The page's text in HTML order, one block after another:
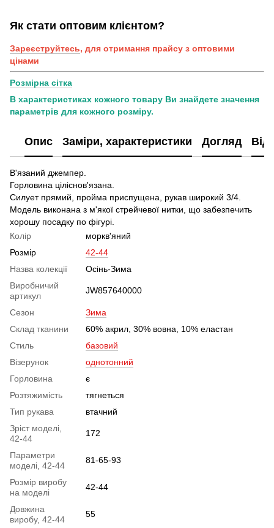
Як стати оптовим клієнтом?
Зареєструйтесь, для отримання прайсу з оптовими
цінами
Розмірна сітка
В характеристиках кожного товару Ви знайдете значення
параметрів для кожного розміру.
Опис Заміри, характеристики Догляд
В'язаний джемпер.
Горловина ціліснов'язана.
Силует прямий, пройма приспущена, рукав широкий 3/4.
Модель виконана з м'якої стрейчевої нитки, що забезпечить
хорошу посадку по фігурі.
Колір
моркв'яний
Розмір
42-44
Назва колекції
Осінь-Зима
Виробничий
артикул
JW857640000
Сезон
Зима
Склад тканини
60% акрил, 30% вовна, 10% еластан
Стиль
базовий
Візерунок
однотонний
Горловина
є
Розтяжимість
тягнеться
Тип рукава
втачний
Зріст моделі,
42-44
172
Параметри
моделі, 42-44
81-65-93
Розмір виробу
на моделі
42-44
Довжина
виробу, 42-44
55